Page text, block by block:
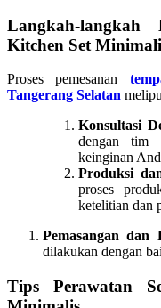
Langkah-
Kitchen Set
Proses pemesanan
Tangerang Selatan
Konsultasi
dengan tim
keinginan
Produksi
proses
ketelitian dan
Pemasangan dan
dilakukan dengan
Tips Perawatan